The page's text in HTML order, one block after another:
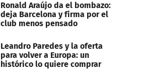
Ronald Araújo da el bombazo:
deja Barcelona y firma por el
club menos pensado
Leandro Paredes y la oferta
para volver a Europa: un
histórico lo quiere comprar